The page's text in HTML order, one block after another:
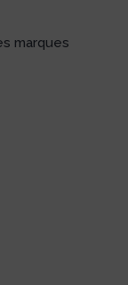
marques